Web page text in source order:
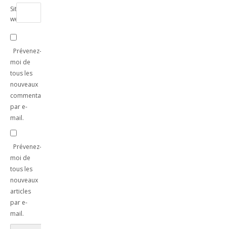
Site
web
Prévenez-
moi de
tous les
nouveaux
commentaires
par e-
mail.
Prévenez-
moi de
tous les
nouveaux
articles
par e-
mail.